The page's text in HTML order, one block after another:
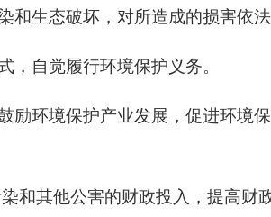
生态破坏，对所造成的损害依法
自觉履行环境保护义务。
环境保护产业发展，促进环境
其他公害的财政投入，提高财